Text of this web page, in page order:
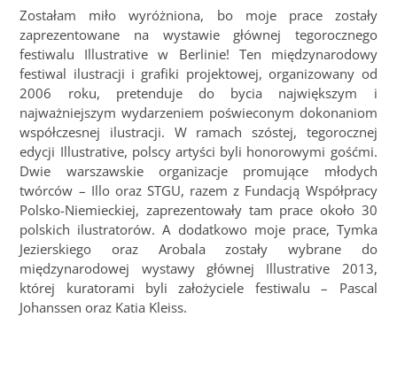
Zostałam miło wyróżniona, bo moje prace zostały
zaprezentowane na wystawie głównej tegorocznego
festiwalu Illustrative w Berlinie! Ten międzynarodowy
festiwal ilustracji i grafiki projektowej, organizowany od
2006 roku, pretenduje do bycia największym i
najważniejszym wydarzeniem poświeconym dokonaniom
współczesnej ilustracji. W ramach szóstej, tegorocznej
edycji Illustrative, polscy artyści byli honorowymi gośćmi.
Dwie warszawskie organizacje promujące młodych
twórców – Illo oraz STGU, razem z Fundacją Współpracy
Polsko-Niemieckiej, zaprezentowały tam prace około 30
polskich ilustratorów. A dodatkowo moje prace, Tymka
Jezierskiego oraz Arobala zostały wybrane do
międzynarodowej wystawy głównej Illustrative 2013,
której kuratorami byli założyciele festiwalu – Pascal
Johanssen oraz Katia Kleiss.